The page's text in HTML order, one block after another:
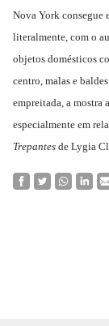
Nova York consegue
literalmente, com o
objetos domésticos
centro, malas e
empreitada, a mostra
especialmente em
Trepantes de Lygia